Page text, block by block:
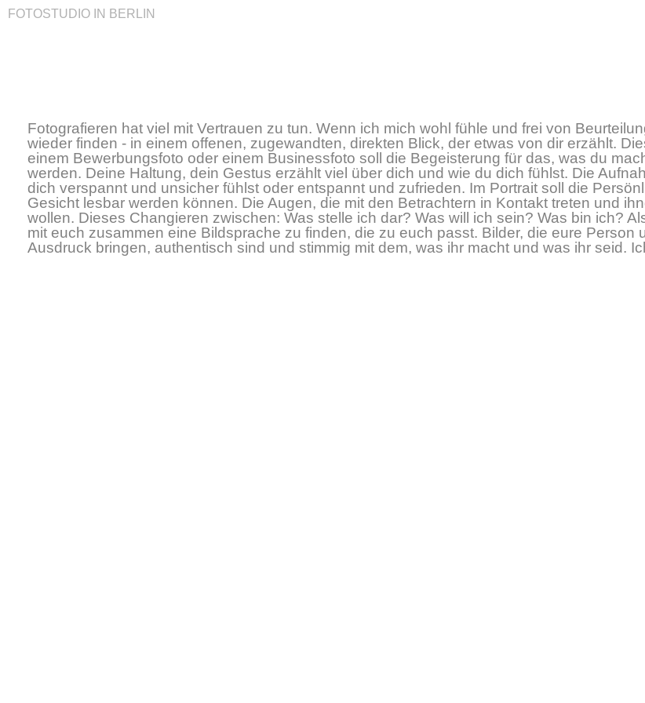
Fotografieren hat viel mit Vertrauen zu tun. Wenn ich mich wohl fühle und frei von
wieder finden - in einem offenen, zugewandten, direkten Blick, der etwas von dir erzählt.
einem Bewerbungsfoto oder einem Businessfoto soll die Begeisterung für das, was du
werden. Deine Haltung, dein Gestus erzählt viel über dich und wie du dich fühlst. Die
dich verspannt und unsicher fühlst oder entspannt und zufrieden. Im Portrait soll die
Gesicht lesbar werden können. Die Augen, die mit den Betrachtern in Kontakt treten und
wollen. Dieses Changieren zwischen: Was stelle ich dar? Was will ich sein? Was bin ich?
mit euch zusammen eine Bildsprache zu finden, die zu euch passt. Bilder, die eure Person
Ausdruck bringen, authentisch sind und stimmig mit dem, was ihr macht und was ihr seid.
FOTOSTUDIO IN BERLIN